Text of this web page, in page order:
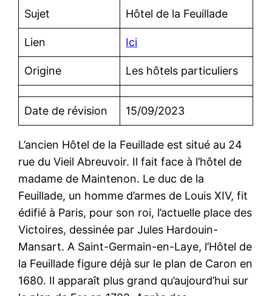
Sujet Hôtel de la Feuillade
Lien Ici
Origine Les hôtels particuliers
Date de révision 15/09/2023
L’ancien Hôtel de la Feuillade est situé au 24
rue du Vieil Abreuvoir. Il fait face à l’hôtel de
madame de Maintenon. Le duc de la
Feuillade, un homme d’armes de Louis XIV, fit
édifié à Paris, pour son roi, l’actuelle place des
Victoires, dessinée par Jules Hardouin-
Mansart. A Saint-Germain-en-Laye, l’Hôtel de
la Feuillade figure déjà sur le plan de Caron en
1680. Il apparaît plus grand qu’aujourd’hui sur